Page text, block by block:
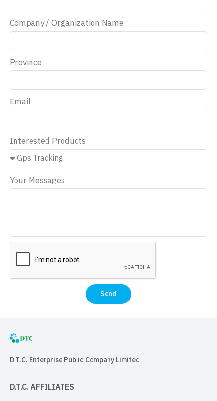
Company / Organization Name
Province
Email
Interested Products
Your Messages
Send
D.T.C. Enterprise Public Company Limited
D.T.C. AFFILIATES